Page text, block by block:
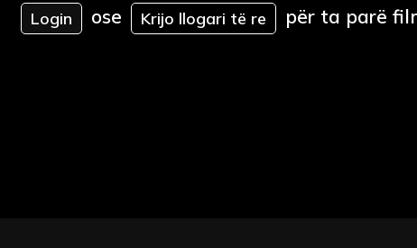
Login ose Krijo llogari të re për ta parë